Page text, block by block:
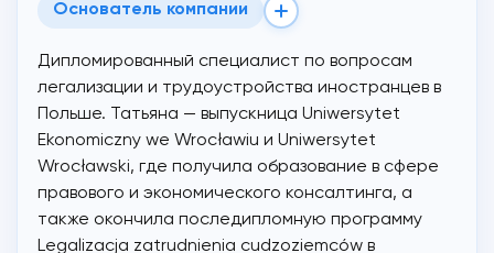
Основатель компании
Дипломированный специалист по вопросам
легализации и трудоустройства иностранцев в
Польше. Татьяна — выпускница Uniwersytet
Ekonomiczny we Wrocławiu и Uniwersytet
Wrocławski, где получила образование в сфере
правового и экономического консалтинга, а
также окончила последипломную программу
Legalizacja zatrudnienia cudzoziemców в